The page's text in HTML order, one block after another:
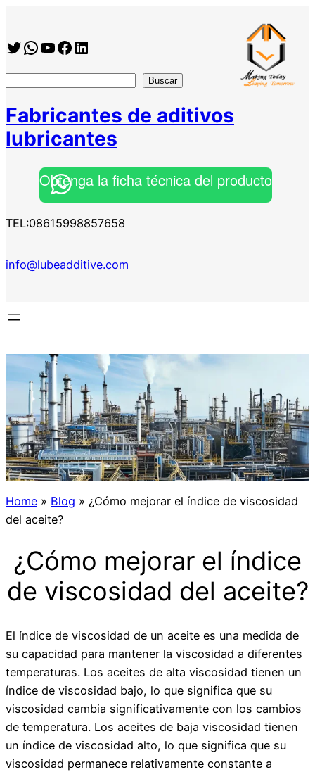
contenido
Twitter
WhatsApp
YouTube
Facebook
https://www.linkedin.com/company/shanghai-minglan-chemical-co–ltd
Buscar
Fabricantes de aditivos
lubricantes
Obtenga la ficha técnica del producto
TEL:08615998857658
info@lubeadditive.com
Home » Blog » ¿Cómo mejorar el índice de viscosidad
del aceite?
¿Cómo mejorar el índice
de viscosidad del aceite?
El índice de viscosidad de un aceite es una medida de
su capacidad para mantener la viscosidad a diferentes
temperaturas. Los aceites de alta viscosidad tienen un
índice de viscosidad bajo, lo que significa que su
viscosidad cambia significativamente con los cambios
de temperatura. Los aceites de baja viscosidad tienen
un índice de viscosidad alto, lo que significa que su
viscosidad permanece relativamente constante a